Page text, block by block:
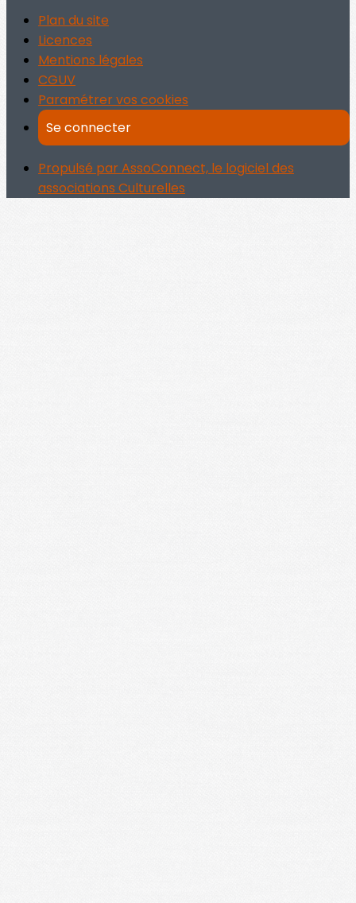
Plan du site
Licences
Mentions légales
CGUV
Paramétrer vos cookies
Se connecter
Propulsé par AssoConnect, le logiciel des
associations Culturelles